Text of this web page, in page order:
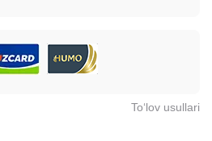
To‘lov usullari